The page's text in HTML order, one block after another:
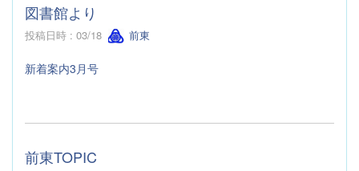
図書館より
投稿日時 : 03/18 前東
新着案内3月号
前東TOPIC